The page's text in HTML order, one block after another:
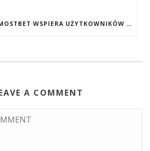
JAK APLIKACJA MOSTBET WSPIERA UŻYTKOWNIKÓW ANDROIDA?
A COMMENT